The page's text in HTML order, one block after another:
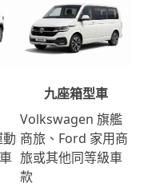
九座箱型車
Volkswagen 旗艦
商旅、Ford 家用商
旅或其他同等級車
款